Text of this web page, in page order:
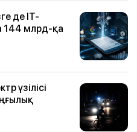
де IT-
144 млрд-қа
үзілісі